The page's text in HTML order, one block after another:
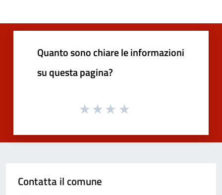
Quanto sono chiare le informazioni
su questa pagina?
Contatta il comune